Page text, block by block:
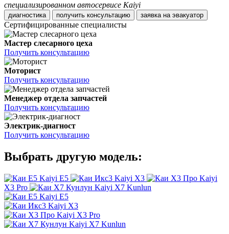
специализированном автосервисе Kaiyi
диагностика получить консультацию заявка на эвакуатор
Сертифицированные специалисты
Мастер слесарного цеха
Получить консультацию
Моторист
Получить консультацию
Менеджер отдела запчастей
Получить консультацию
Электрик-диагност
Получить консультацию
Выбрать другую модель:
Kaiyi E5 Kaiyi X3
Kaiyi
X3 Pro
Kaiyi X7 Kunlun
Kaiyi E5
Kaiyi X3
Kaiyi X3 Pro
Kaiyi X7 Kunlun